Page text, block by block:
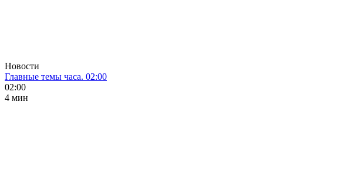
Новости
Главные темы часа. 02:00
02:00
4 мин